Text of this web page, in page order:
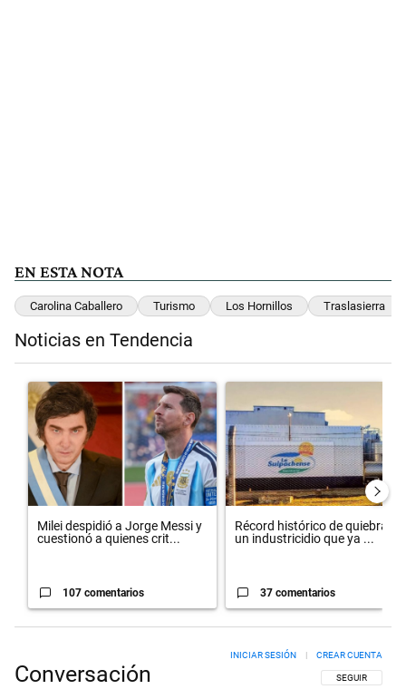
EN ESTA NOTA
Carolina Caballero Turismo Los Hornillos Traslasierra
Noticias en Tendencia
Un artículo de tendencia con el título "Milei despidió a Jorge Messi
Milei despidió a Jorge Messi y
cuestionó a quienes crit...
107 comentarios
Un artículo de tendencia con el
Récord histórico de quiebras y
un industricidio que ya ...
37 comentarios
Conversación SIGA ESTA
SEGUIR
INICIAR SESIÓN CREAR CUENTA